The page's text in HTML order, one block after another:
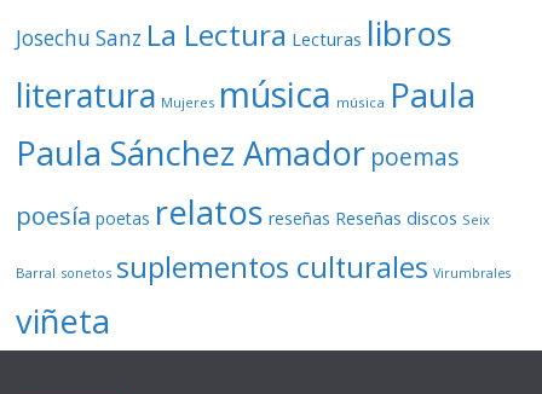
Josechu Sanz La Lectura Lecturas libros
literatura Mujeres música música Paula
Paula Sánchez Amador poemas
poesía poetas relatos reseñas Reseñas discos Seix
Barral sonetos suplementos culturales Virumbrales
viñeta